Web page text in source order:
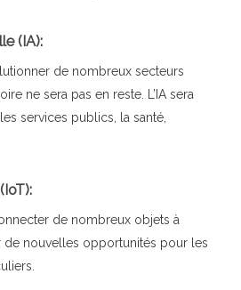
(IA):
de nombreux secteurs
ne sera pas en reste. L’IA sera
services publics, la santé,
de nombreux objets à
de nouvelles opportunités pour les